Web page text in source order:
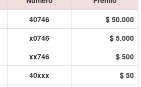
40746
$ 50.000
x0746
$ 5.000
xx746
$ 500
40xxx
$ 50